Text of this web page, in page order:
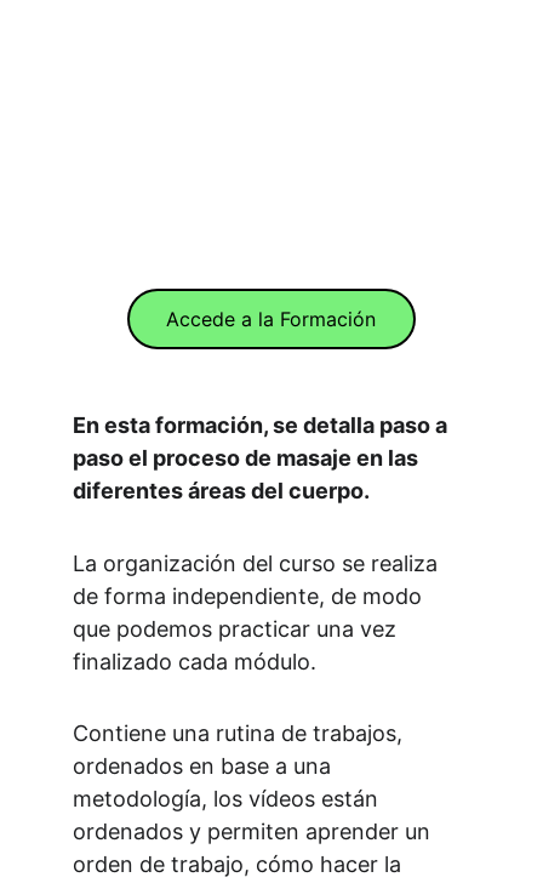
La organización del curso se realiza
de forma independiente, de modo
que podemos practicar una vez
finalizado cada módulo.
Contiene una rutina de trabajos,
ordenados en base a una
metodología, los vídeos están
ordenados y permiten aprender un
orden de trabajo, cómo hacer la
En esta formación, se detalla paso a
paso el proceso de masaje en las
diferentes áreas del cuerpo.
Accede a la Formación